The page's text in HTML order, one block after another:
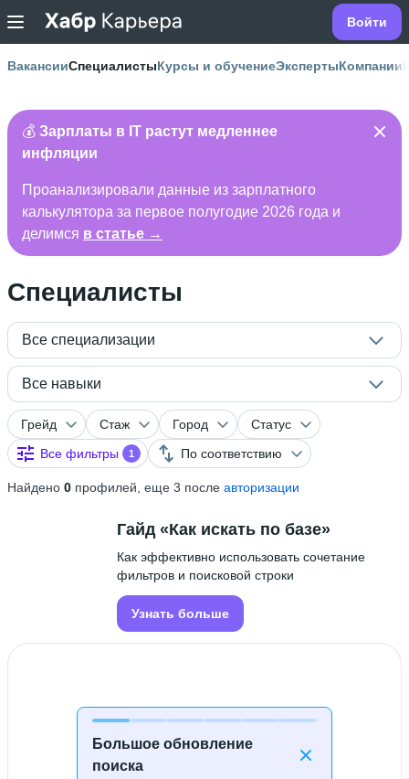
Войти
ВакансииСпециалистыКурсы и обучениеЭкспертыКомпании
💰 Зарплаты в IT растут медленнее
инфляции
Проанализировали данные из зарплатного
калькулятора за первое полугодие 2026 года и
делимся в статье →
Специалисты
Все специализации
Все навыки
Грейд Стаж Город
Статус
Все фильтры
1 По соответствию
Найдено 0 профилей, еще 3 после авторизации
Большое обновление
поиска
Гайд «Как искать по базе»
Как эффективно использовать сочетание
фильтров и поисковой строки
Узнать больше